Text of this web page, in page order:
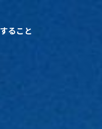
すること